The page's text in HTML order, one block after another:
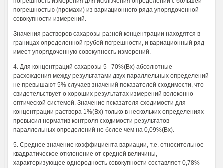
погрешностью (промахи) из вариационного ряда упорядоченной
совокупности измерений.
Значения растворов сахарозы разной концентрации находятся в
границах определенной грубой погрешности, и вариационный ряд
имеет упорядоченную совокупность измерений.
4. Для концентраций сахарозы 5 - 70%(Вх) абсолютные
расхождения между результатами двух параллельных определений
не превышают 5% случаев значений показателей сходимости, что
свидетельствует о хороших результатах измерений волоконно-
оптической системой. Значение показателя сходимости для
концентрации раствора 1%(Вх) только в нескольких определениях
превысил норматив контроля сходимости результатов
параллельных определений не более чем на 0,09%(Вх).
5. Среднее значение коэффициента вариации, т.е. относительное
квадратическое отклонение от средней величины,
характеризующее однородность совокупности составляет 0,78%